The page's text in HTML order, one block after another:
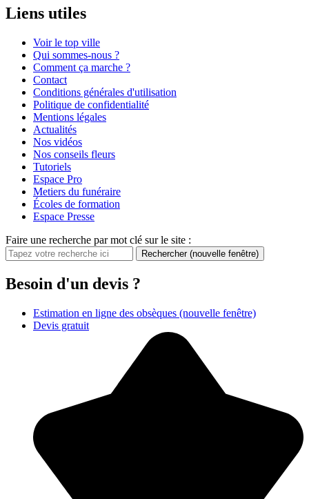
Liens utiles
Voir le top ville
Qui sommes-nous ?
Comment ça marche ?
Contact
Conditions générales d'utilisation
Politique de confidentialité
Mentions légales
Actualités
Nos vidéos
Nos conseils fleurs
Tutoriels
Espace Pro
Metiers du funéraire
Écoles de formation
Espace Presse
Faire une recherche par mot clé sur le site :
Rechercher (nouvelle fenêtre)
Besoin d'un devis ?
Estimation en ligne des obsèques (nouvelle fenêtre)
Devis gratuit